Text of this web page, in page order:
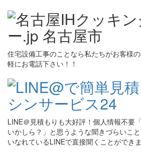
住宅設備工事のことなら私たちがお客様
軽にお電話下さい！！
LINE＠見積もりも大好評！個人情報不要
いかしら？」と思うような聞きづらいこ
いなれているLINEで直接聞くことができ